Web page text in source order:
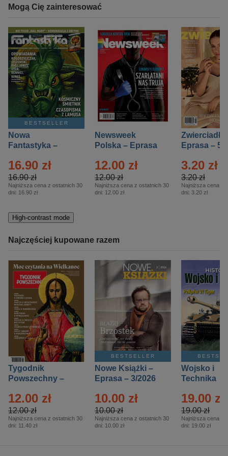
Mogą Cię zainteresować
BESTSELLER
Nowa
Fantastyka –
16.90 zł
16.90 zł
Najniższa cena z ostatnich 30
dni: 16.90 zł
Newsweek
Polska – Eprasa
12.00 zł
12.00 zł
Najniższa cena z ostatnich 30
dni: 12.00 zł
Zwierciadło
Eprasa – 5/
3.20 zł
3.20 zł
Najniższa cena z
dni: 3.20 zł
High-contrast mode
Najczęściej kupowane razem
Tygodnik
Powszechny –
12.00 zł
12.00 zł
Najniższa cena z ostatnich 30
dni: 11.40 zł
BESTSELLER
Nowe Książki –
Eprasa – 3/2026
10.00 zł
10.00 zł
Najniższa cena z ostatnich 30
dni: 10.00 zł
Wojsko i
Technika
– 2/2026
19.00 zł
19.00 zł
Najniższa cena z
dni: 19.00 zł